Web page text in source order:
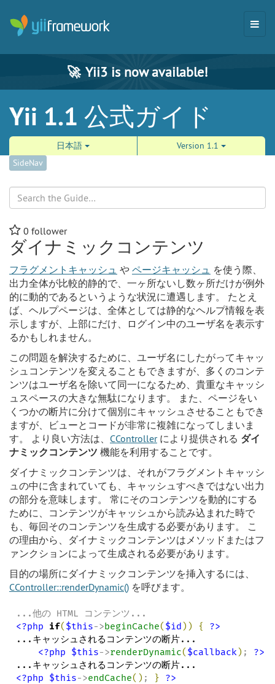
🚀 Yii3 is now available!
Yii 1.1 公式ガイド
日本語
Version 1.1
SideNav
0 follower
ダイナミックコンテンツ
フラグメントキャッシュ や ページキャッシュ を使う際、
出力全体が比較的静的で、一ヶ所ないし数ヶ所だけが例外
的に動的であるというような状況に遭遇します。 たとえ
ば、ヘルプページは、全体としては静的なヘルプ情報を表
示しますが、上部にだけ、ログイン中のユーザ名を表示す
るかもしれません。
この問題を解決するために、ユーザ名にしたがってキャッ
シュコンテンツを変えることもできますが、多くのコンテ
ンツはユーザ名を除いて同一になるため、貴重なキャッシ
ュスペースの大きな無駄になります。 また、ページをい
くつかの断片に分けて個別にキャッシュさせることもでき
ますが、ビューとコードが非常に複雑になってしまいま
す。 より良い方法は、 CControllerにより提供される ダイ
ナミックコンテンツ 機能を利用することです。
ダイナミックコンテンツは、それがフラグメントキャッシ
ュの中に含まれていても、キャッシュすべきではない出力
の部分を意味します。 常にそのコンテンツを動的にする
ために、コンテンツがキャッシュから読み込まれた時で
も、毎回そのコンテンツを生成する必要があります。 こ
の理由から、ダイナミックコンテンツはメソッドまたはフ
ァンクションによって生成される必要があります。
目的の場所にダイナミックコンテンツを挿入するには、
CController::renderDynamic() を呼びます。
<?php
if($this->beginCache($id)) {
?>
...キャッシュされるコンテンツの断片...
<?php
$this->renderDynamic($callback) ; ?>
<?php
$this->endCache( ) ; }
?>